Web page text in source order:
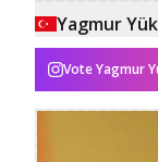
Yagmur
VoteYagmur